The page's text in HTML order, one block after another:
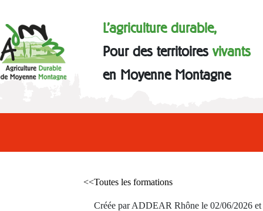
L'agriculture durable,
Pour des territoiresvivants
en Moyenne Montagne
<<Toutes les formations
Créée par ADDEAR Rhône le 02/06/2026 et